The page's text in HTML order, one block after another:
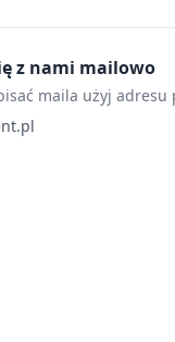
z nami mailowo
maila użyj adresu